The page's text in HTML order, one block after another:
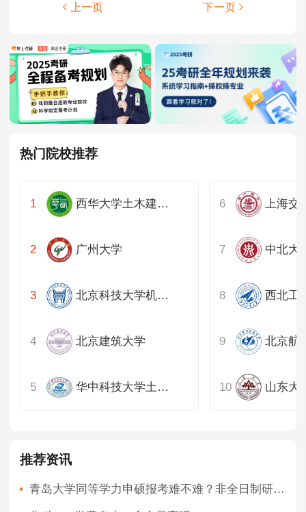
上一页 下一页
热门院校推荐
西华大学土木建筑与环境学院
广州大学
北京科技大学机械工程学院
北京建筑大学
华中科技大学土木工程与力学学院
中北大
山东大
推荐资讯
青岛大学同等学力申硕报考难不难？非全日制研究生报考难不难？